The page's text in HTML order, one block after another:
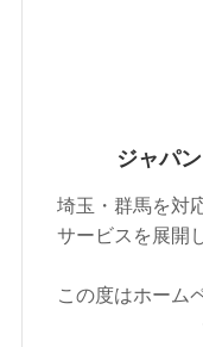
ジャパ
埼玉・群馬を対
サービスを展開
この度はホーム